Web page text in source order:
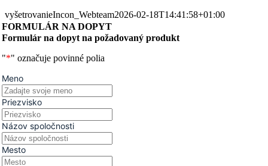
vyšetrovanieIncon_Webteam2026-02-18T14:41:58+01:00
FORMULÁR NA DOPYT
Formulár na dopyt na požadovaný produkt
"*" označuje povinné polia
Meno
Priezvisko
Názov spoločnosti
Mesto